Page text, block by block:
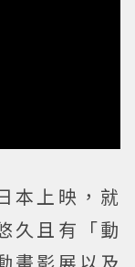
本上映，就
久且有「動
畫影展以及